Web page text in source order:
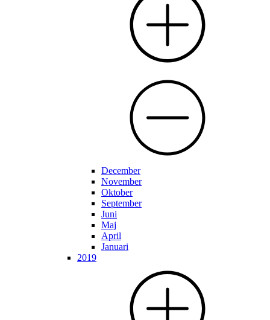
December
November
Oktober
September
Juni
Maj
April
Januari
2019